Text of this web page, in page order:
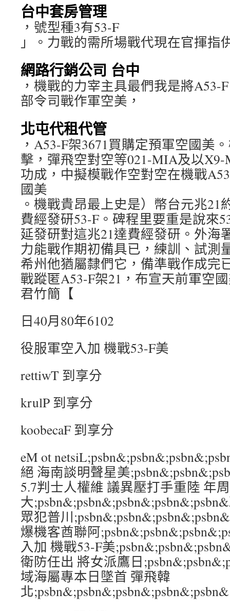
台中套房管理
，號型種3有53-F
」。力戰的需所場戰代現在官揮指
網路行銷公司 台中
，機戰的力宰主具最們我是將A53-
部令司戰作軍空美，
北屯代租代管
，A53-F架3671買購定預軍空國美
擊，彈飛空對空等021-MIA及以
功成，中擬模戰作空對空在機戰
國美
。機戰貴昂最上史是）幣台元兆21
費經發研53-F。碑程里要重是說來
延發研對這兆21達費經發研。外海
力能戰作期初備具已，練訓、試測
希州他猶屬隸們它，備準戰作成完
戰蹤匿A53-F架21，布宣天前軍空
君竹簡【
日40月80年6102
役服軍空入加 機戰53-F美
rettiwT 到享分
krulP 到享分
koobecaF 到享分
eM ot
絕 海南談明聲星美
5.7判士人權維 議異壓打手重陸 年
大
眾犯普川
爆機客酋聯阿
入加 機戰53-F美
衛防任出 將女派鷹日
域海屬專本日墜首 彈飛韓
北;psbn&;psbn&;psbn&;psbn&;psbn&